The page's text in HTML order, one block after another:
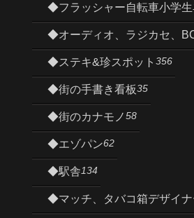
◆フラッシャー自転車小学生
◆オーディオ、ラジカセ、
◆ステキ&珍スポット 356
◆街の手書き看板35
◆街のカナモノ58
◆エゾパン62
◆駅舎134
◆マッチ、タバコ箱デザイナ